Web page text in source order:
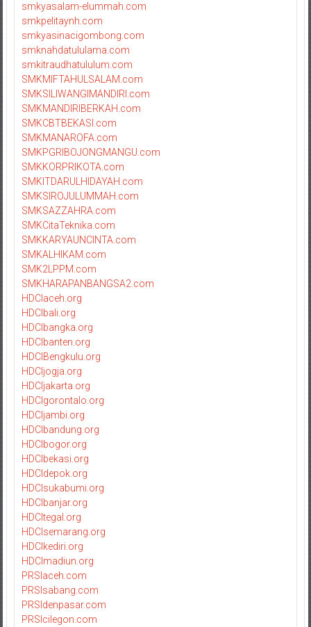
smkyasalam-elummah.com
smkpelitaynh.com
smkyasinacigombong.com
smknahdatululama.com
smkitraudhatululum.com
SMKMIFTAHULSALAM.com
SMKSILIWANGIMANDIRI.com
SMKMANDIRIBERKAH.com
SMKCBTBEKASI.com
SMKMANAROFA.com
SMKPGRIBOJONGMANGU.com
SMKKORPRIKOTA.com
SMKITDARULHIDAYAH.com
SMKSIROJULUMMAH.com
SMKSAZZAHRA.com
SMKCitaTeknika.com
SMKKARYAUNCINTA.com
SMKALHIKAM.com
SMK2LPPM.com
SMKHARAPANBANGSA2.com
HDCIaceh.org
HDCIbali.org
HDCIbangka.org
HDCIbanten.org
HDCIBengkulu.org
HDCIjogja.org
HDCIjakarta.org
HDCIgorontalo.org
HDCIjambi.org
HDCIbandung.org
HDCIbogor.org
HDCIbekasi.org
HDCIdepok.org
HDCIsukabumi.org
HDCIbanjar.org
HDCItegal.org
HDCIsemarang.org
HDCIkediri.org
HDCImadiun.org
PRSIaceh.com
PRSIsabang.com
PRSIdenpasar.com
PRSIcilegon.com